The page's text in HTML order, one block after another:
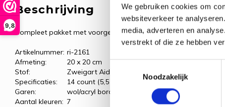
We gebruiken cookies om
websiteverkeer te
media, adverteren en
verstrekt of die ze hebben
Noodzakelijk
9,8
Beschrijving
Compleet pakket met voorgesorteerde borduurgarens.
Artikelnummer: ri-2161
Afmeting:
20 x 20 cm
Stof:
Zweigart Aida, zwart
Specificaties:
14 count (5,5 kr/cm)
Garen:
wol/acryl borduurgaren
Aantal kleuren: 7